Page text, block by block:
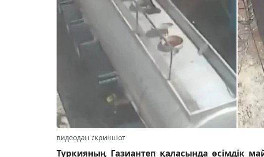
видеодан скриншот
Түркияның Газиантеп қаласында өсімдік